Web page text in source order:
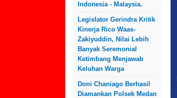
Indonesia - Malaysia.
Legislator Gerindra Kritik
Kinerja Rico Waas-
Zakiyuddin, Nilai Lebih
Banyak Seremonial
Ketimbang Menjawab
Keluhan Warga
Doni Chaniago Berhasil
Diamankan Polsek Medan